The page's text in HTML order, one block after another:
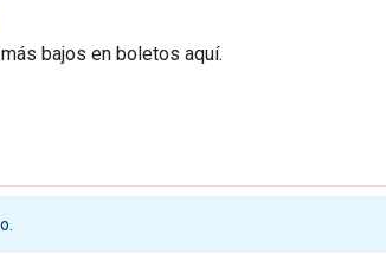
bajos en boletos aquí.